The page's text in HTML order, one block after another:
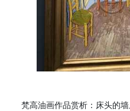
梵高油画作品赏析：床头的